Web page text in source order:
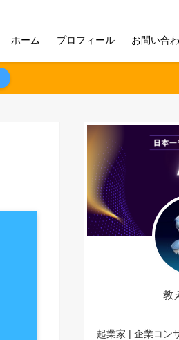
ホーム プロフィール お問い合
教
起業家 | 企業コン